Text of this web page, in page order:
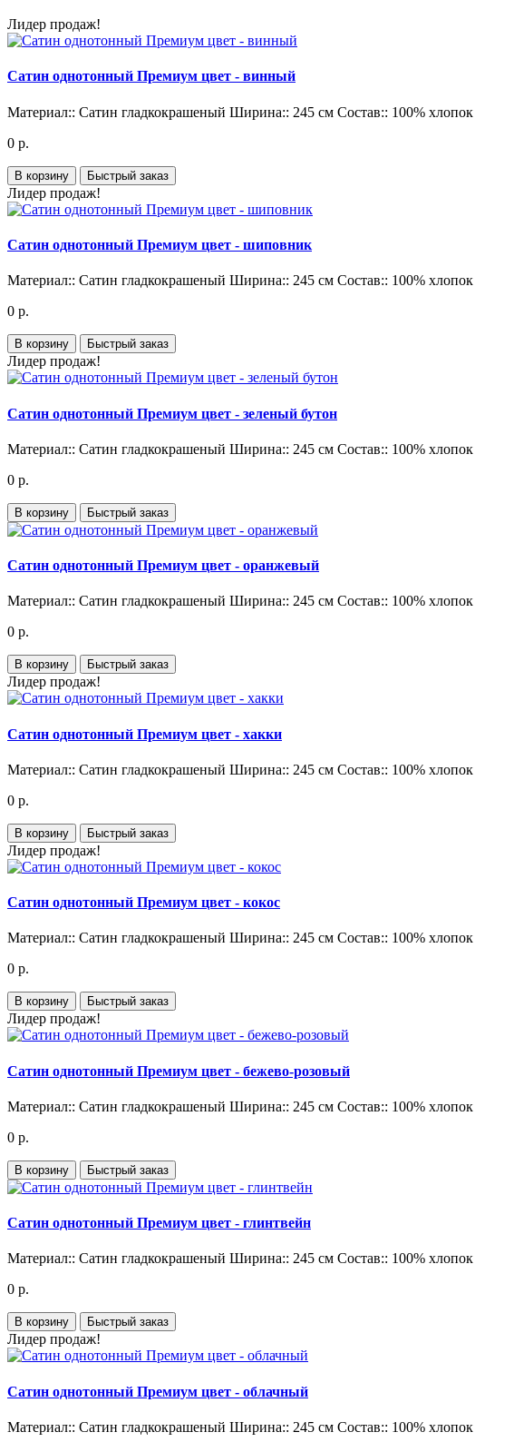
Лидер продаж!
Сатин однотонный Премиум цвет - винный
Материал:: Сатин гладкокрашеный Ширина:: 245 см Состав:: 100% хлопок
0 р.
В корзину Быстрый заказ
Лидер продаж!
Сатин однотонный Премиум цвет - шиповник
Материал:: Сатин гладкокрашеный Ширина:: 245 см Состав:: 100% хлопок
0 р.
В корзину Быстрый заказ
Лидер продаж!
Сатин однотонный Премиум цвет - зеленый бутон
Материал:: Сатин гладкокрашеный Ширина:: 245 см Состав:: 100% хлопок
0 р.
В корзину Быстрый заказ
Сатин однотонный Премиум цвет - оранжевый
Материал:: Сатин гладкокрашеный Ширина:: 245 см Состав:: 100% хлопок
0 р.
В корзину Быстрый заказ
Лидер продаж!
Сатин однотонный Премиум цвет - хакки
Материал:: Сатин гладкокрашеный Ширина:: 245 см Состав:: 100% хлопок
0 р.
В корзину Быстрый заказ
Лидер продаж!
Сатин однотонный Премиум цвет - кокос
Материал:: Сатин гладкокрашеный Ширина:: 245 см Состав:: 100% хлопок
0 р.
В корзину Быстрый заказ
Лидер продаж!
Сатин однотонный Премиум цвет - бежево-розовый
Материал:: Сатин гладкокрашеный Ширина:: 245 см Состав:: 100% хлопок
0 р.
В корзину Быстрый заказ
Сатин однотонный Премиум цвет - глинтвейн
Материал:: Сатин гладкокрашеный Ширина:: 245 см Состав:: 100% хлопок
0 р.
В корзину Быстрый заказ
Лидер продаж!
Сатин однотонный Премиум цвет - облачный
Материал:: Сатин гладкокрашеный Ширина:: 245 см Состав:: 100% хлопок